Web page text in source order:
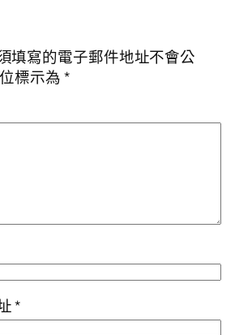
填寫的電子郵件地址不會公
標示為*
*